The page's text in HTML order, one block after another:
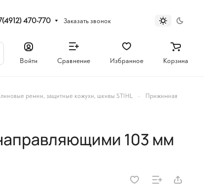
470-770 Заказать звонок
Войти Сравнение Избранное Корзина
ремни, защитные кожухи, шкивы STIHL –
Прижимная
103 мм